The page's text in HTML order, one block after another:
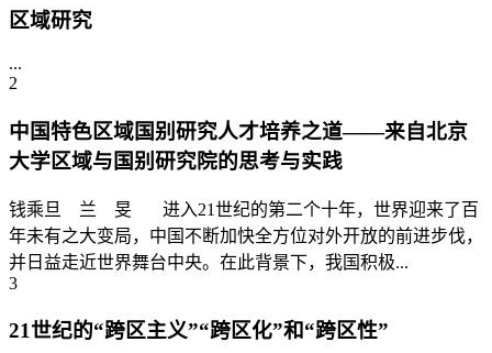
区域研究
...
2
中国特色区域国别研究人才培养之道——来自北京
大学区域与国别研究院的思考与实践
钱乘旦 兰 旻 进入21世纪的第二个十年，世界迎来了百
年未有之大变局，中国不断加快全方位对外开放的前进步伐，
并日益走近世界舞台中央。在此背景下，我国积极...
3
21世纪的“跨区主义”“跨区化”和“跨区性”